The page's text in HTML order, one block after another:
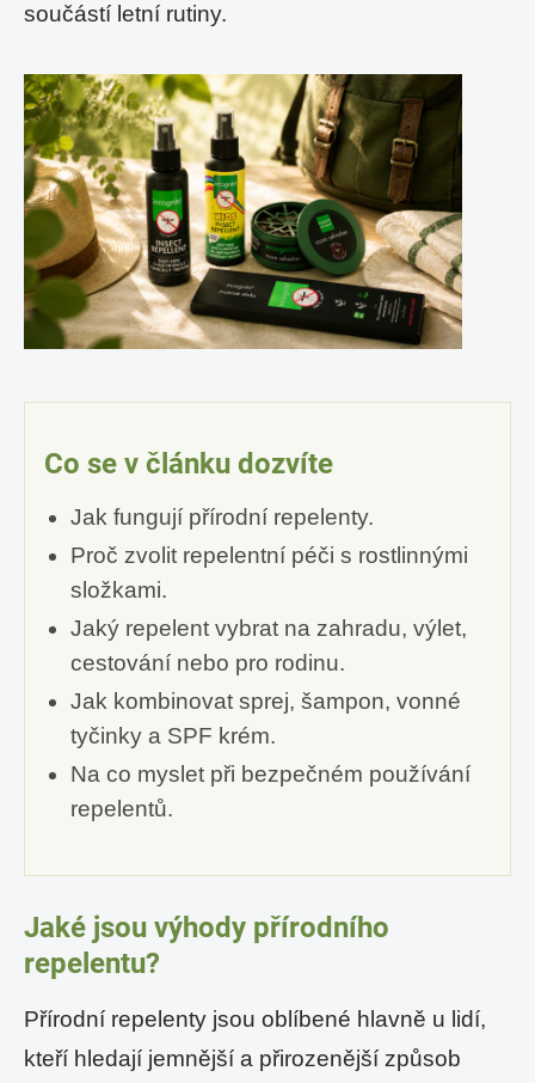
součástí letní rutiny.
Co se v článku dozvíte
Jak fungují přírodní repelenty.
Proč zvolit repelentní péči s rostlinnými
složkami.
Jaký repelent vybrat na zahradu, výlet,
cestování nebo pro rodinu.
Jak kombinovat sprej, šampon, vonné
tyčinky a SPF krém.
Na co myslet při bezpečném používání
repelentů.
Jaké jsou výhody přírodního
repelentu?
Přírodní repelenty jsou oblíbené hlavně u lidí,
kteří hledají jemnější a přirozenější způsob